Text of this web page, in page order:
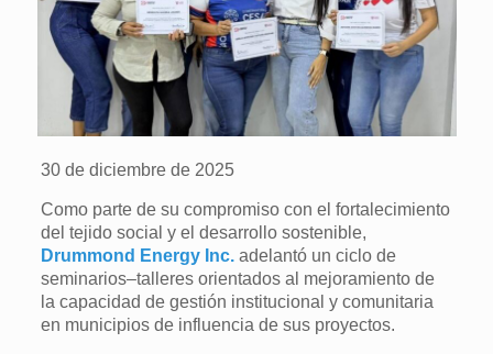
30 de diciembre de 2025
Como parte de su compromiso con el fortalecimiento
del tejido social y el desarrollo sostenible,
Drummond Energy Inc. adelantó un ciclo de
seminarios–talleres orientados al mejoramiento de
la capacidad de gestión institucional y comunitaria
en municipios de influencia de sus proyectos.